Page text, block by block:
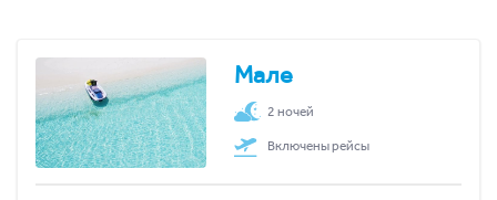
Мале
2 ночей
Включены рейсы